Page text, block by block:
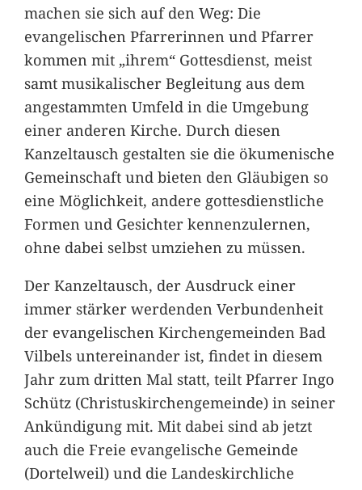
machen sie sich auf den Weg: Die
evangelischen Pfarrerinnen und Pfarrer
kommen mit „ihrem“ Gottesdienst, meist
samt musikalischer Begleitung aus dem
angestammten Umfeld in die Umgebung
einer anderen Kirche. Durch diesen
Kanzeltausch gestalten sie die ökumenische
Gemeinschaft und bieten den Gläubigen so
eine Möglichkeit, andere gottesdienstliche
Formen und Gesichter kennenzulernen,
ohne dabei selbst umziehen zu müssen.
Der Kanzeltausch, der Ausdruck einer
immer stärker werdenden Verbundenheit
der evangelischen Kirchengemeinden Bad
Vilbels untereinander ist, findet in diesem
Jahr zum dritten Mal statt, teilt Pfarrer Ingo
Schütz (Christuskirchengemeinde) in seiner
Ankündigung mit. Mit dabei sind ab jetzt
auch die Freie evangelische Gemeinde
(Dortelweil) und die Landeskirchliche